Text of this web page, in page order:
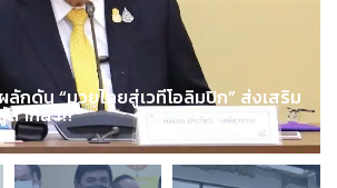
กดัน “มวยไทยสู่เวทีโอลิมปิก” ส่งเสริม
สากล !!!